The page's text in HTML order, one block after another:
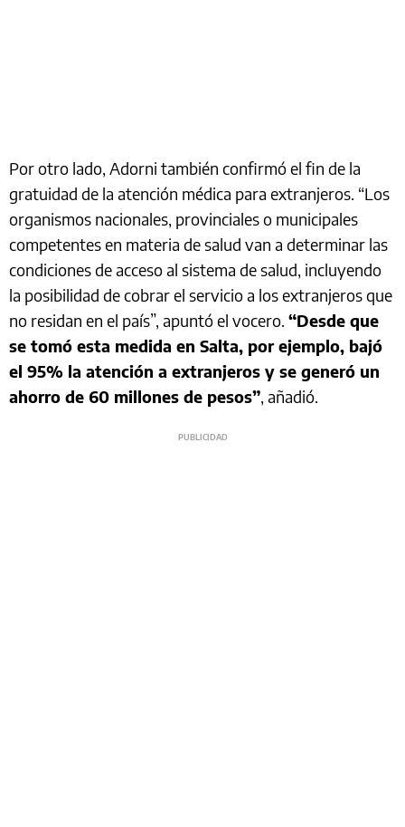
Por otro lado, Adorni también confirmó el fin de la
gratuidad de la atención médica para extranjeros. “Los
organismos nacionales, provinciales o municipales
competentes en materia de salud van a determinar las
condiciones de acceso al sistema de salud, incluyendo
la posibilidad de cobrar el servicio a los extranjeros que
no residan en el país”, apuntó el vocero. “Desde que
se tomó esta medida en Salta, por ejemplo, bajó
el 95% la atención a extranjeros y se generó un
ahorro de 60 millones de pesos”, añadió.